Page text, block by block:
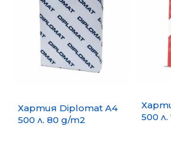
Хартия Diplomat A4
500 л. 80 g/m2
500